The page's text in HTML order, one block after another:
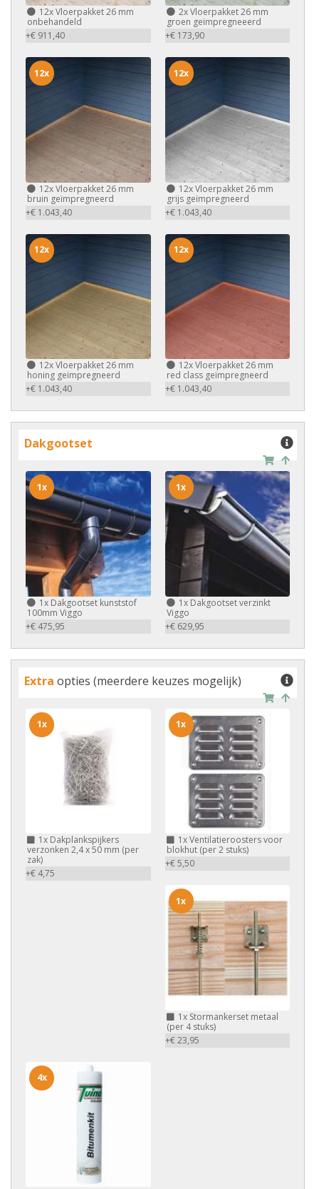
12xVloerpakket 26 mm
onbehandeld
+€ 911,40
2xVloerpakket 26 mm
groen geïmpregneeerd
+€ 173,90
12xVloerpakket 26 mm
bruin geïmpregneerd
+€ 1.043,40
12x
12xVloerpakket 26 mm
grijs geïmpregneerd
+€ 1.043,40
12x
12xVloerpakket 26 mm
honing geïmpregneerd
+€ 1.043,40
12x
12xVloerpakket 26 mm
red class geïmpregneerd
+€ 1.043,40
12x
Dakgootset
1x Dakgootset kunststof
100mm Viggo
+€ 475,95
1x
1xDakgootset verzinkt
Viggo
+€ 629,95
1x
Extra opties (meerdere keuzes mogelijk)
1x Dakplankspijkers
verzonken 2,4 x 50 mm (per
zak)
+€ 4,75
1x
1xVentilatieroosters voor
blokhut (per 2 stuks)
+€ 5,50
1x
1xStormankerset metaal
(per 4 stuks)
+€ 23,95
1x
4x